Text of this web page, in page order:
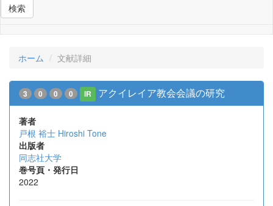
検索
ホーム 文献詳細
3 0 0 0 IR アクイレイア教会会議の研究
著者
戸根 裕士 Hiroshi Tone
出版者
同志社大学
巻号頁・発行日
2022